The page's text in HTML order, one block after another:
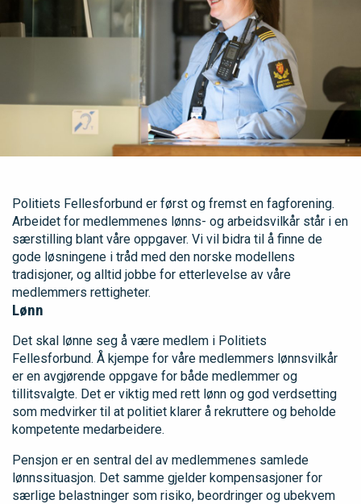
Politiets Fellesforbund er først og fremst en fagforening.
Arbeidet for medlemmenes lønns- og arbeidsvilkår står i en
særstilling blant våre oppgaver. Vi vil bidra til å finne de
gode løsningene i tråd med den norske modellens
tradisjoner, og alltid jobbe for etterlevelse av våre
medlemmers rettigheter.
Lønn
Det skal lønne seg å være medlem i Politiets
Fellesforbund. Å kjempe for våre medlemmers lønnsvilkår
er en avgjørende oppgave for både medlemmer og
tillitsvalgte. Det er viktig med rett lønn og god verdsetting
som medvirker til at politiet klarer å rekruttere og beholde
kompetente medarbeidere.
Pensjon er en sentral del av medlemmenes samlede
lønnssituasjon. Det samme gjelder kompensasjoner for
særlige belastninger som risiko, beordringer og ubekvem